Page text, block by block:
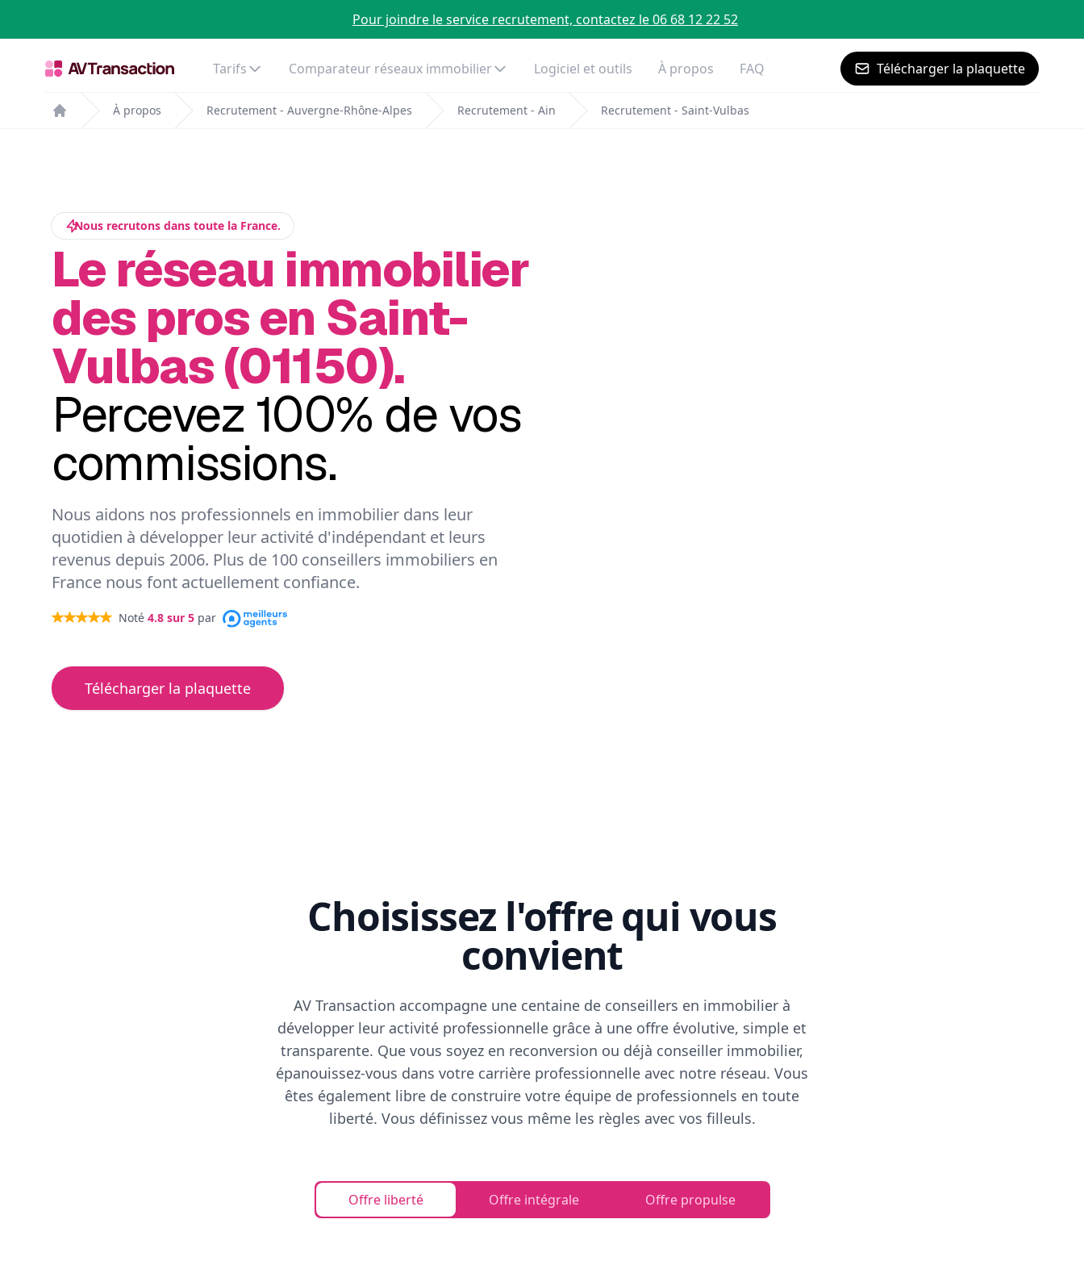
Pour joindre le service recrutement, contactez le 06 68 12 22 52
Tarifs Comparateur réseaux immobilier Logiciel et outils À propos FAQ Télécharger la plaquette
Home
À propos Recrutement - Auvergne-Rhône-Alpes Recrutement - Ain Recrutement - Saint-Vulbas
Nous recrutons dans toute la France.
Le réseau immobilier
des pros en Saint-
Vulbas (01150).
Percevez 100% de vos
commissions.
Nous aidons nos professionnels en immobilier dans leur
quotidien à développer leur activité d'indépendant et leurs
revenus depuis 2006. Plus de 100 conseillers immobiliers en
France nous font actuellement confiance.
Noté 4.8 sur 5 par
Télécharger la plaquette
Choisissez l'offre qui vous
convient
AV Transaction accompagne une centaine de conseillers en immobilier à
développer leur activité professionnelle grâce à une offre évolutive, simple et
transparente. Que vous soyez en reconversion ou déjà conseiller immobilier,
épanouissez-vous dans votre carrière professionnelle avec notre réseau. Vous
êtes également libre de construire votre équipe de professionnels en toute
liberté. Vous définissez vous même les règles avec vos filleuls.
Offre liberté Offre intégrale Offre propulse